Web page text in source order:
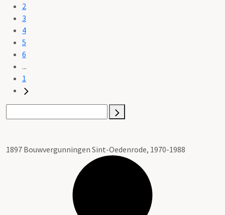
2
3
4
5
6
...
1
1897 Bouwvergunningen Sint-Oedenrode, 1970-1988